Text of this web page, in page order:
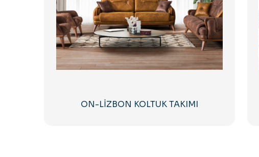
ON-LİZBON KOLTUK TAKIMI